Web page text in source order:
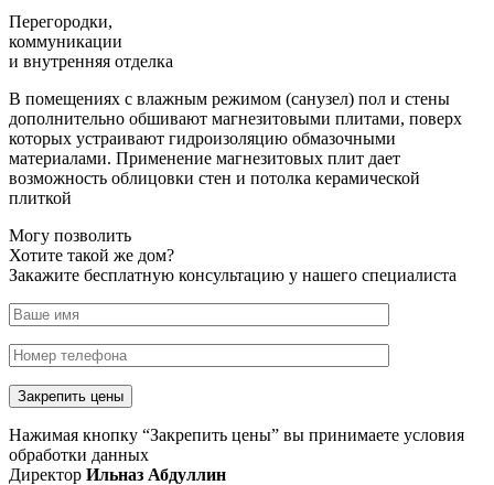
Перегородки,
коммуникации
и внутренняя отделка
В помещениях с влажным режимом (санузел) пол и стены
дополнительно обшивают магнезитовыми плитами, поверх
которых устраивают гидроизоляцию обмазочными
материалами. Применение магнезитовых плит дает
возможность облицовки стен и потолка керамической
плиткой
Могу позволить
Хотите такой же дом?
Закажите бесплатную консультацию у нашего специалиста
Нажимая кнопку “Закрепить цены” вы принимаете условия
обработки данных
Директор Ильназ Абдуллин